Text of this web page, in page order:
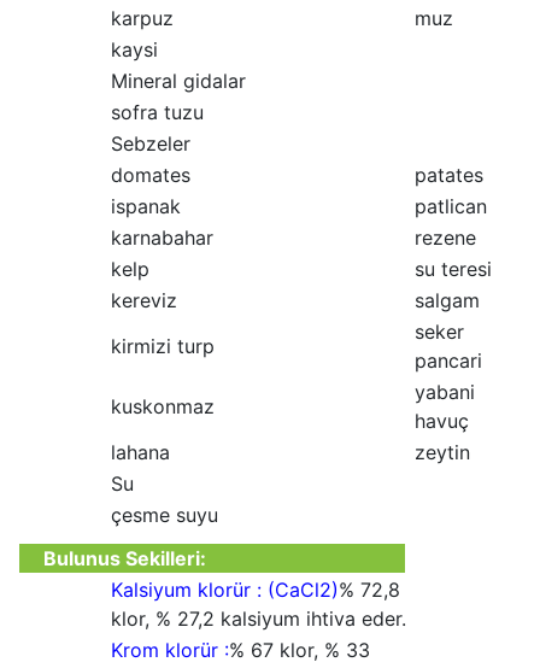
karpuz
muz
kaysi
Mineral gidalar
sofra tuzu
Sebzeler
domates
patates
ispanak
patlican
karnabahar
rezene
kelp
su teresi
kereviz
salgam
kirmizi turp
seker
pancari
kuskonmaz
yabani
havuç
lahana
zeytin
Su
çesme suyu
Bulunus Sekilleri:
Kalsiyum klorür : (CaCl2)% 72,8
klor, % 27,2 kalsiyum ihtiva eder.
Krom klorür :% 67 klor, % 33